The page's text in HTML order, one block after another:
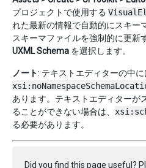
プロジェクトで使用する
れた最新の情報で自動的にスキー
スキーマファイルを強制的に更新
UXML Schema を選択します。
ノート: テキストエディターの中に
あります。テキストエディターが
ることができない場合は、
る必要があります。
Did you find this page useful?